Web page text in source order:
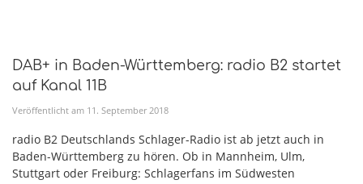
DAB+ in Baden-Württemberg: radio B2 startet
auf Kanal 11B
Veröffentlicht am 11 . September 2018
radio B2 Deutschlands Schlager-Radio ist ab jetzt auch in
Baden-Württemberg zu hören. Ob in Mannheim, Ulm,
Stuttgart oder Freiburg: Schlagerfans im Südwesten